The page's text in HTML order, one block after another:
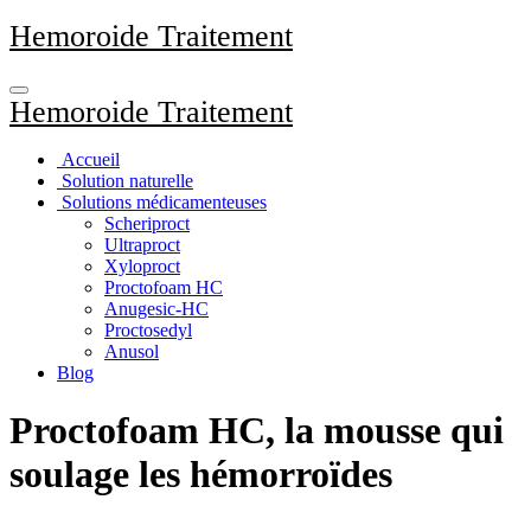
Aller
au
principal
Hemoroide Traitement
Hemoroide Traitement
Accueil
Solution naturelle
Solutions médicamenteuses
Scheriproct
Ultraproct
Xyloproct
Proctofoam HC
Anugesic-HC
Proctosedyl
Anusol
Blog
Proctofoam HC, la mousse qui
soulage les hémorroïdes